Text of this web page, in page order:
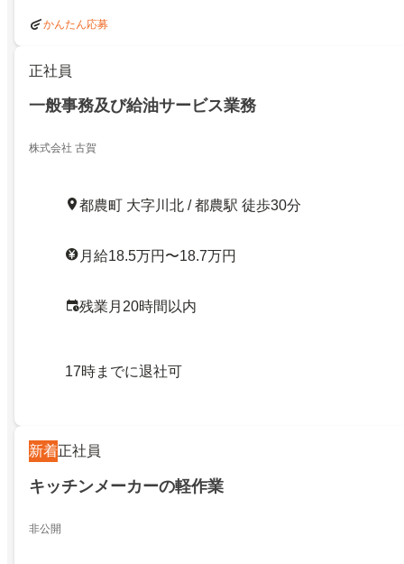
かんたん応募
正社員
一般事務及び給油サービス業務
株式会社 古賀
都農町 大字川北 / 都農駅 徒歩30分
月給18.5万円〜18.7万円
残業月20時間以内
17時までに退社可
新着正社員
キッチンメーカーの軽作業
非公開